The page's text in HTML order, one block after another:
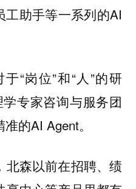
助手等一系列的AI
“岗位”和“人”的研
专家咨询与服务团
的AI Agent。
北森以前在招聘、绩